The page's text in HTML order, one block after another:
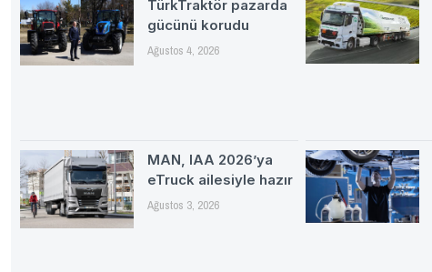
TürkTraktör pazarda
gücünü korudu
Ağustos 4, 2026
MAN, IAA 2026’ya
eTruck ailesiyle hazır
Ağustos 3, 2026